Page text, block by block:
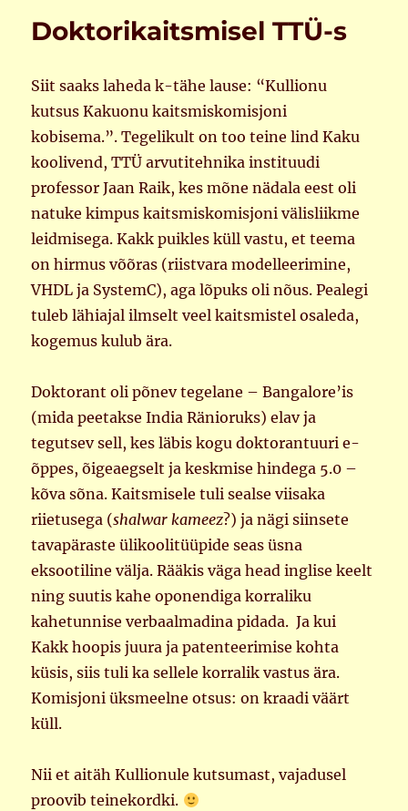
Doktorikaitsmisel TTÜ-s
Siit saaks laheda k-tähe lause: “Kullionu
kutsus Kakuonu kaitsmiskomisjoni
kobisema.”. Tegelikult on too teine lind Kaku
koolivend, TTÜ arvutitehnika instituudi
professor Jaan Raik, kes mõne nädala eest oli
natuke kimpus kaitsmiskomisjoni välisliikme
leidmisega. Kakk puikles küll vastu, et teema
on hirmus võõras (riistvara modelleerimine,
VHDL ja SystemC), aga lõpuks oli nõus. Pealegi
tuleb lähiajal ilmselt veel kaitsmistel osaleda,
kogemus kulub ära.
Doktorant oli põnev tegelane – Bangalore’is
(mida peetakse India Ränioruks) elav ja
tegutsev sell, kes läbis kogu doktorantuuri e-
õppes, õigeaegselt ja keskmise hindega 5.0 –
kõva sõna. Kaitsmisele tuli sealse viisaka
riietusega (shalwar kameez?) ja nägi siinsete
tavapäraste ülikoolitüüpide seas üsna
eksootiline välja. Rääkis väga head inglise keelt
ning suutis kahe oponendiga korraliku
kahetunnise verbaalmadina pidada. Ja kui
Kakk hoopis juura ja patenteerimise kohta
küsis, siis tuli ka sellele korralik vastus ära.
Komisjoni üksmeelne otsus: on kraadi väärt
küll.
Nii et aitäh Kullionule kutsumast, vajadusel
proovib teinekordki.